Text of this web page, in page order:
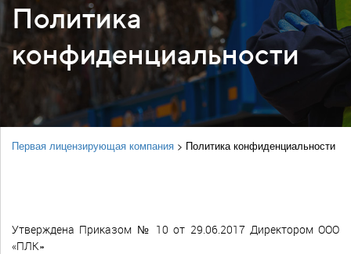
Политика
конфиденциальности
Первая лицензирующая компания > Политика конфиденциальности
Утверждена Приказом № 10 от 29.06.2017 Директором ООО
«ПЛК»